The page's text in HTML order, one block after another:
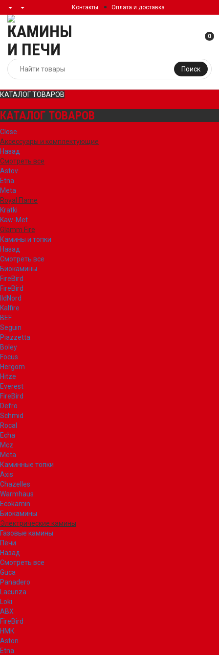
Контакты Оплата и доставка
Поиск
0
КАТАЛОГ ТОВАРОВ
КАТАЛОГ ТОВАРОВ
Close
Аксессуары и комплектующие
Назад
Смотреть все
Astov
Etna
Meta
Royal Flame
Kratki
Kaw-Met
Glamm Fire
Камины и топки
Назад
Смотреть все
Биокамины
FireBird
FireBird
IldNord
Kalfire
BEF
Seguin
Piazzetta
Boley
Focus
Hergom
Hitze
Everest
FireBird
Defro
Schmid
Rocal
Echa
Mcz
Meta
Каминные топки
Axis
Chazelles
Warmhaus
Ecokamin
Биокамины
Электрические камины
Газовые камины
Печи
Назад
Смотреть все
Guca
Panadero
Lacunza
Loki
ABX
FireBird
НМК
Aston
Etna